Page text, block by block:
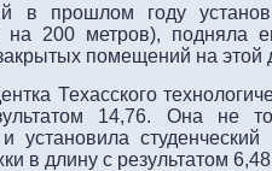
в прошлом году
200 метров), подняла
помещений на этой
Техасского
14,76. Она не
установила
в длину с результатом